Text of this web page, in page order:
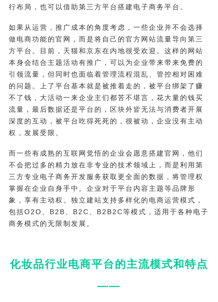
行布局，也可以借助第三方平台搭建电子商务平台。
如果从运营，推广成本的角度考虑，一些企业并不会选择
做电商功能的官网，而是将自己的官方网站流量导向第三
方平台。目前，天猫和京东在内地很受欢迎。这样的网站
本身会结合主题活动有推广，可以为企业带来带来免费的
引领流量，但同时也面临着管理流程混乱、管控相对困难
的问题。上了平台基本就是被推着走的，被平台绑架了赚
不了钱，大活动一来企业主们都苦不堪言，花大量的钱买
流量，最后数据还是平台的，区块外皆无法与消费者开展
深度的互动，被平台吃得死死的，很被动，企业没有主动
权，发展受限。
而一些有成熟的互联网觉悟的企业会愿意搭建官网，他们
不会把过多的精力放在非专业的技术领域上，而是利用第
三方专业电子商务开发服务获取更全面的数据，将管理权
掌握在企业自身手中。企业对于平台内容主题等品牌形
象，享有主动权。独立建站支持多样化的电商运营模式，
包括O2O、B2B、B2C、B2B2C等模式，适用于各种电子
商务模式的无限制发展。
化妆品行业电商平台的主流模式和特点
——